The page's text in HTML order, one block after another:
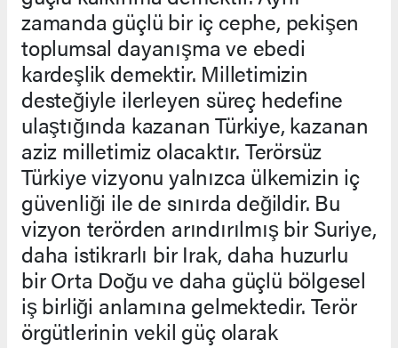
zamanda güçlü bir iç cephe, pekişen
toplumsal dayanışma ve ebedi
kardeşlik demektir. Milletimizin
desteğiyle ilerleyen süreç hedefine
ulaştığında kazanan Türkiye, kazanan
aziz milletimiz olacaktır. Terörsüz
Türkiye vizyonu yalnızca ülkemizin iç
güvenliği ile de sınırda değildir. Bu
vizyon terörden arındırılmış bir Suriye,
daha istikrarlı bir Irak, daha huzurlu
bir Orta Doğu ve daha güçlü bölgesel
iş birliği anlamına gelmektedir. Terör
örgütlerinin vekil güç olarak